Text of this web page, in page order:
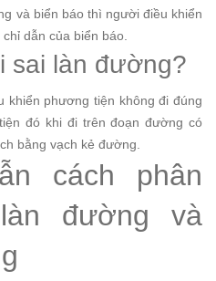
và biển báo thì người điều khiển
dẫn của biển báo.
sai làn đường?
khiển phương tiện không đi đúng
đó khi đi trên đoạn đường có
bằng vạch kẻ đường.
cách phân
đường và